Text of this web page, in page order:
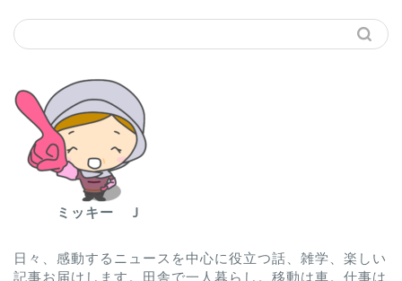
ミッキー Ｊ
日々、感動するニュースを中心に役立つ話、雑学、楽しい
記事お届けします。田舎で一人暮らし。移動は車。仕事は